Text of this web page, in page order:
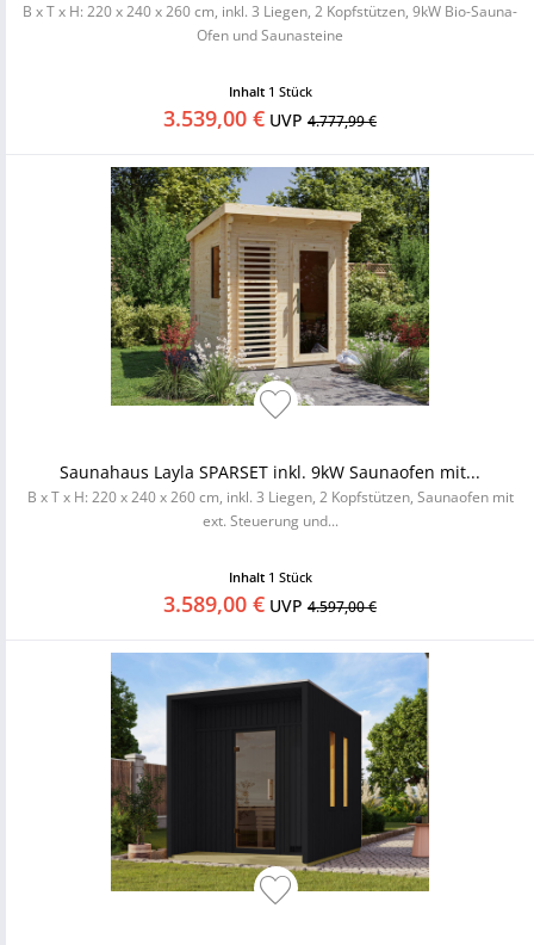
B x T x H: 220 x 240 x 260 cm, inkl. 3 Liegen, 2 Kopfstützen, 9kW Bio-Sauna-
Ofen und Saunasteine
Inhalt 1 Stück
3.539,00 € UVP 4.777,99 €
Saunahaus Layla SPARSET inkl. 9kW Saunaofen mit...
B x T x H: 220 x 240 x 260 cm, inkl. 3 Liegen, 2 Kopfstützen, Saunaofen mit
ext. Steuerung und...
Inhalt 1 Stück
3.589,00 € UVP 4.597,00 €